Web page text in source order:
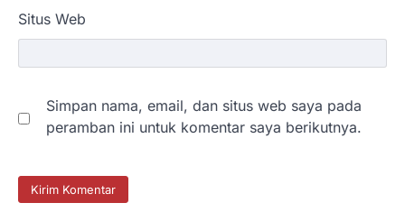
Situs Web
Simpan nama, email, dan situs web saya pada
peramban ini untuk komentar saya berikutnya.